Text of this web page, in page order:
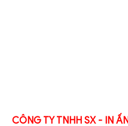
CÔNG TY TNHH SX - IN